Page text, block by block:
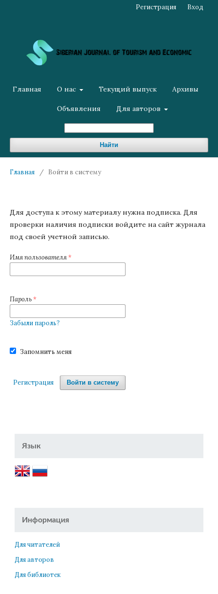
Главная О нас Текущий выпуск Архивы
Объявления Для авторов
Найти
Регистрация Вход
Главная / Войти в систему
Для доступа к этому материалу нужна подписка. Для
проверки наличия подписки войдите на сайт журнала
под своей учетной записью.
Имя пользователя*
Пароль*
Забыли пароль?
Запомнить меня
Войти в систему
Регистрация
Язык
Информация
Для читателей
Для авторов
Для библиотек